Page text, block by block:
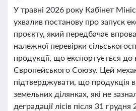
У травні 2026 року Кабінет
ухвалив постанову про запуск
проєкту, який передбачає
належної перевірки
продукції, що експортується до
Європейського Союзу. Цей
підтверджувати, що продукція
земельних ділянках, які не
деградації лісів після 31